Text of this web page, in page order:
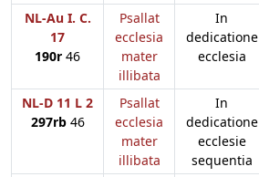
NL-Au I. C.
17
190r 46
Psallat
ecclesia
mater
illibata
In
dedicatione
ecclesia
NL-D 11 L 2
297rb46
Psallat
ecclesia
mater
illibata
In
dedicatione
ecclesie
sequentia